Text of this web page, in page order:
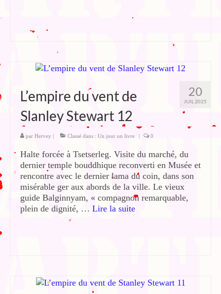
20
JUIL 2025
L’empire du vent de
Slanley Stewart 12
par Hervey Classé dans : Un jour un livre 0
Halte forcée à Tsetserleg. Visite du marché, du
dernier temple bouddhique reconverti en Musée et
rencontre avec le dernier lama du coin, dans son
misérable ger aux abords de la ville. Le vieux
guide Balginnyam, « compagnon remarquable,
plein de dignité, … Lire la suite­­